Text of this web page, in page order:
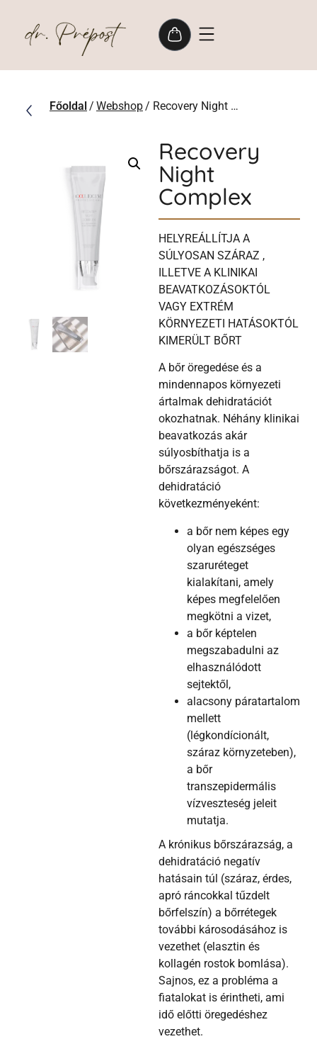
Főoldal/ Webshop / Recovery Night Complex
Recovery
Night
Complex
HELYREÁLLÍTJA A
SÚLYOSAN SZÁRAZ ,
ILLETVE A KLINIKAI
BEAVATKOZÁSOKTÓL
VAGY EXTRÉM
KÖRNYEZETI HATÁSOKTÓL
KIMERÜLT BŐRT
A bőr öregedése és a
mindennapos környezeti
ártalmak dehidratációt
okozhatnak. Néhány klinikai
beavatkozás akár
súlyosbíthatja is a
bőrszárazságot. A
dehidratáció
következményeként:
a bőr nem képes egy
olyan egészséges
szaruréteget
kialakítani, amely
képes megfelelően
megkötni a vizet,
a bőr képtelen
megszabadulni az
elhasználódott
sejtektől,
alacsony páratartalom
mellett
(légkondícionált,
száraz környzeteben),
a bőr
transzepidermális
vízveszteség jeleit
mutatja.
A krónikus bőrszárazság, a
dehidratáció negatív
hatásain túl (száraz, érdes,
apró ráncokkal tűzdelt
bőrfelszín) a bőrrétegek
további károsodásához is
vezethet (elasztin és
kollagén rostok bomlása).
Sajnos, ez a probléma a
fiatalokat is érintheti, ami
idő előtti öregedéshez
vezethet.